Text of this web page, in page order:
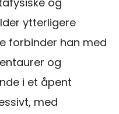
ytterligere
forbinder han med
og
i et åpent
med